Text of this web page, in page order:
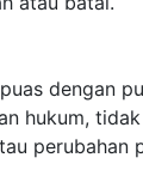
dengan
hukum,
perubahan